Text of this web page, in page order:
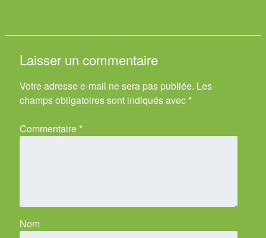
Laisser un commentaire
Votre adresse e-mail ne sera pas publiée. Les
champs obligatoires sont indiqués avec *
Commentaire *
Nom